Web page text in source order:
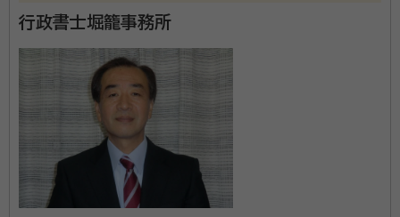
う相続業務も多数処理しています。
資格等： 行政書士、社会福祉士、宅地建物取引士、マンション管理士
行政書士堀籠事務所